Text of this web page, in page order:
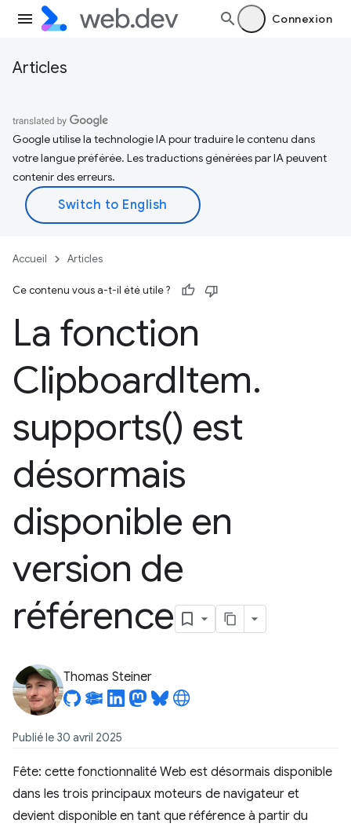
Connexion
Articles
Google utilise la technologie IA pour traduire le contenu dans
votre langue préférée. Les traductions générées par IA peuvent
contenir des erreurs.
Accueil Articles
Ce contenu vous a-t-il été utile ?
La fonction
ClipboardItem.
supports() est
désormais
disponible en
version de
référence
Thomas Steiner
Publié le 30 avril 2025
Fête: cette fonctionnalité Web est désormais disponible
dans les trois principaux moteurs de navigateur et
devient disponible en tant que référence à partir du